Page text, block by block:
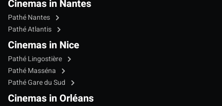
Cinemas in Nantes
Pathé Nantes
Pathé Atlantis
Cinemas in Nice
Pathé Lingostière
Pathé Masséna
Pathé Gare du Sud
Cinemas in Orléans